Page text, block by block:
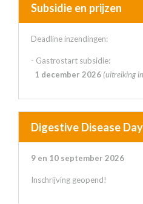
Subsidie en prijzen
Deadline inzendingen:
- Gastrostart subsidie:
1 december 2026 (uitreiking
Digestive Disease
9 en 10 september 2026
Inschrijving geopend!